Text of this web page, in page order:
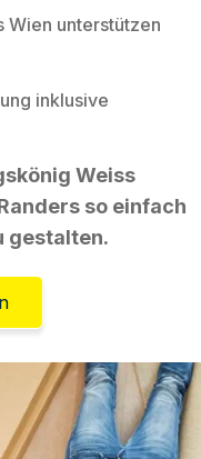
Wien unterstützen
inklusive
Weiss
so einfach
gestalten.